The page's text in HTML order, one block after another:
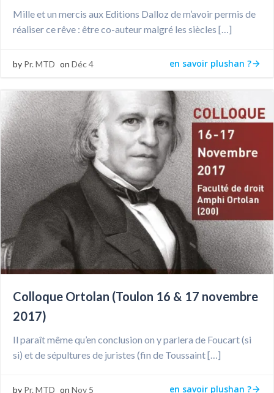
Mille et un mercis aux Editions Dalloz de m’avoir permis de
réaliser ce rêve : être co-auteur malgré les siècles […]
by Pr. MTD on Déc 4 en savoir plushan ?
Colloque Ortolan (Toulon 16 & 17 novembre
2017)
Il paraît même qu’en conclusion on y parlera de Foucart (si
si) et de sépultures de juristes (fin de Toussaint […]
by Pr. MTD on Nov 5 en savoir plushan ?